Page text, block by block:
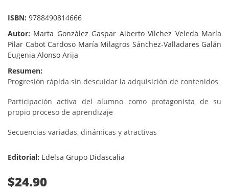
ISBN: 9788490814666
Autor: Marta González Gaspar Alberto Vílchez Veleda María
Pilar Cabot Cardoso María Milagros Sánchez-Valladares Galán
Eugenia Alonso Arija
Resumen:
Progresión rápida sin descuidar la adquisición de contenidos
Participación activa del alumno como protagonista de su
propio proceso de aprendizaje
Secuencias variadas, dinámicas y atractivas
Editorial: Edelsa Grupo Didascalia
$24.90